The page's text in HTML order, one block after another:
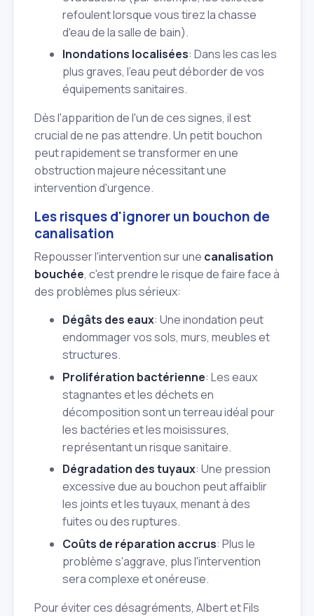
refoulent lorsque vous tirez la chasse
d'eau de la salle de bain).
Inondations localisées: Dans les cas les
plus graves, l'eau peut déborder de vos
équipements sanitaires.
Dès l'apparition de l'un de ces signes, il est
crucial de ne pas attendre. Un petit bouchon
peut rapidement se transformer en une
obstruction majeure nécessitant une
intervention d'urgence.
Les risques d'ignorer un bouchon de
canalisation
Repousser l'intervention sur une canalisation
bouchée, c'est prendre le risque de faire face à
des problèmes plus sérieux:
Dégâts des eaux: Une inondation peut
endommager vos sols, murs, meubles et
structures.
Prolifération bactérienne: Les eaux
stagnantes et les déchets en
décomposition sont un terreau idéal pour
les bactéries et les moisissures,
représentant un risque sanitaire.
Dégradation des tuyaux: Une pression
excessive due au bouchon peut affaiblir
les joints et les tuyaux, menant à des
fuites ou des ruptures.
Coûts de réparation accrus: Plus le
problème s'aggrave, plus l'intervention
sera complexe et onéreuse.
Pour éviter ces désagréments, Albert et Fils